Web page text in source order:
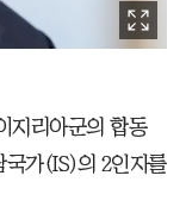
지리아군의 합동
국가(IS)의 2인자를